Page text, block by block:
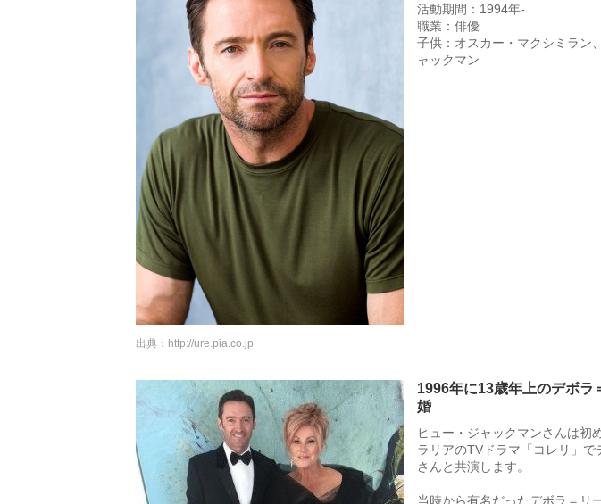
活動期間：1994年-
職業：俳優
子供：オスカー・マクシミラン
ャックマン
出典： http://ure.pia.co.jp
1996年に13歳年上のデボラ
婚
ヒュー・ジャックマンさんは初
ラリアのTVドラマ「コレリ」で
さんと共演します。
当時から有名だったデボラ＝リ